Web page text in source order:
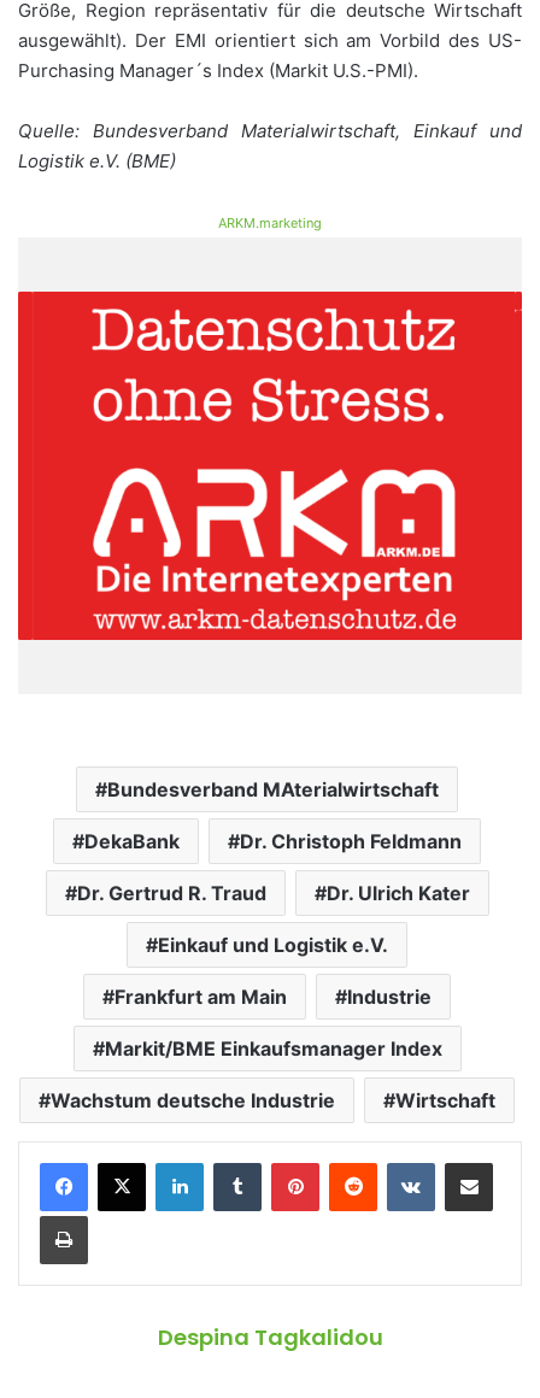
Größe, Region repräsentativ für die deutsche Wirtschaft
ausgewählt). Der EMI orientiert sich am Vorbild des US-
Purchasing Manager´s Index (Markit U.S.-PMI).
Quelle: Bundesverband Materialwirtschaft, Einkauf und
Logistik e.V. (BME)
ARKM.marketing
Bundesverband MAterialwirtschaft
DekaBank Dr. Christoph Feldmann
Dr. Gertrud R. Traud Dr. Ulrich Kater
Einkauf und Logistik e.V.
Frankfurt am Main Industrie
Markit/BME Einkaufsmanager Index
Wachstum deutsche Industrie Wirtschaft
Despina Tagkalidou